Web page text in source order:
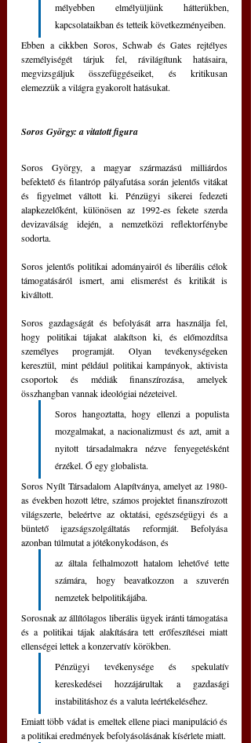
mélyebben elmélyüljünk hátterükben,
kapcsolataikban és tetteik következményeiben.
Ebben a cikkben Soros, Schwab és Gates rejtélyes
személyiségét tárjuk fel, rávilágítunk hatásaira,
megvizsgáljuk összefüggéseiket, és kritikusan
elemezzük a világra gyakorolt hatásukat.
Soros György: a vitatott figura
Soros György, a magyar származású milliárdos
befektető és filantróp pályafutása során jelentős vitákat
és figyelmet váltott ki. Pénzügyi sikerei fedezeti
alapkezelőként, különösen az 1992-es fekete szerda
devizaválság idején, a nemzetközi reflektorfénybe
sodorta.
Soros jelentős politikai adományairól és liberális célok
támogatásáról ismert, ami elismerést és kritikát is
kiváltott.
Soros gazdagságát és befolyását arra használja fel,
hogy politikai tájakat alakítson ki, és előmozdítsa
személyes programját. Olyan tevékenységeken
keresztül, mint például politikai kampányok, aktivista
csoportok és médiák finanszírozása, amelyek
összhangban vannak ideológiai nézeteivel.
Soros hangoztatta, hogy ellenzi a populista
mozgalmakat, a nacionalizmust és azt, amit a
nyitott társadalmakra nézve fenyegetésként
érzékel. Ő egy globalista.
Soros Nyílt Társadalom Alapítványa, amelyet az 1980-
as években hozott létre, számos projektet finanszírozott
világszerte, beleértve az oktatási, egészségügyi és a
büntető igazságszolgáltatás reformját. Befolyása
azonban túlmutat a jótékonykodáson, és
az általa felhalmozott hatalom lehetővé tette
számára, hogy beavatkozzon a szuverén
nemzetek belpolitikájába.
Sorosnak az állítólagos liberális ügyek iránti támogatása
és a politikai tájak alakítására tett erőfeszítései miatt
ellenségei lettek a konzervatív körökben.
Pénzügyi tevékenysége és spekulatív
kereskedései hozzájárultak a gazdasági
instabilitáshoz és a valuta leértékeléséhez.
Emiatt több vádat is emeltek ellene piaci manipuláció és
a politikai eredmények befolyásolásának kísérlete miatt.